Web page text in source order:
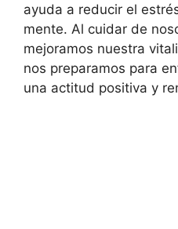
ayuda a reducir el
mente. Al cuidar de
mejoramos nuestra
nos preparamos para
una actitud positiva y